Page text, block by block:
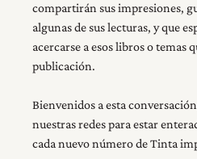
compartirán sus impresiones,
algunas de sus lecturas, y que
acercarse a esos libros o temas
publicación.
Bienvenidos a esta
nuestras redes para estar
cada nuevo número de Tinta